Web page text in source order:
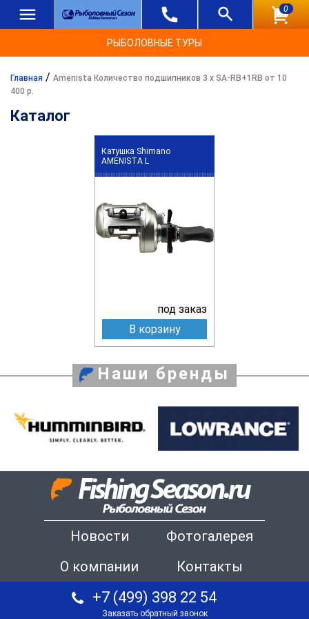
0
РЫБОЛОВНЫЕ ТУРЫ
Главная / Amenista Количество подшипников 3 х SA-RB+1RB от 10
400 р.
Каталог
Катушка Shimano
AMENISTA L
под заказ
В корзину
Наши бренды
Новости
Фотогалерея
О компании
Контакты
+7 (499) 398 22 54
Заказать обратный звонок